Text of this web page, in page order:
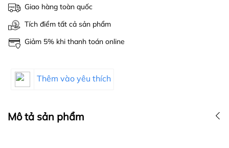
Giao hàng toàn quốc
Tích điểm tất cả sản phẩm
Giảm 5% khi thanh toán online
Thêm vào yêu thích
Mô tả sản phẩm